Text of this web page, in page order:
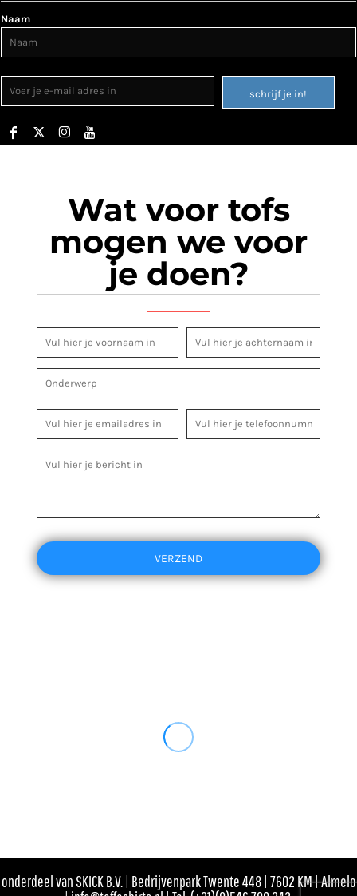
Naam
schrijf je in!
Wat voor tofs
mogen we voor
je doen?
VERZEND
onderdeel van SKICK B.V. | Bedrijvenpark Twente 448 | 7602 KM | Almelo